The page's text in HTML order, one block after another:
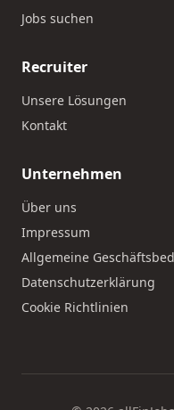
Jobs suchen
Recruiter
Unsere Lösungen
Kontakt
Unternehmen
Über uns
Impressum
Allgemeine
Datenschutzerklärung
Cookie Richtlinien